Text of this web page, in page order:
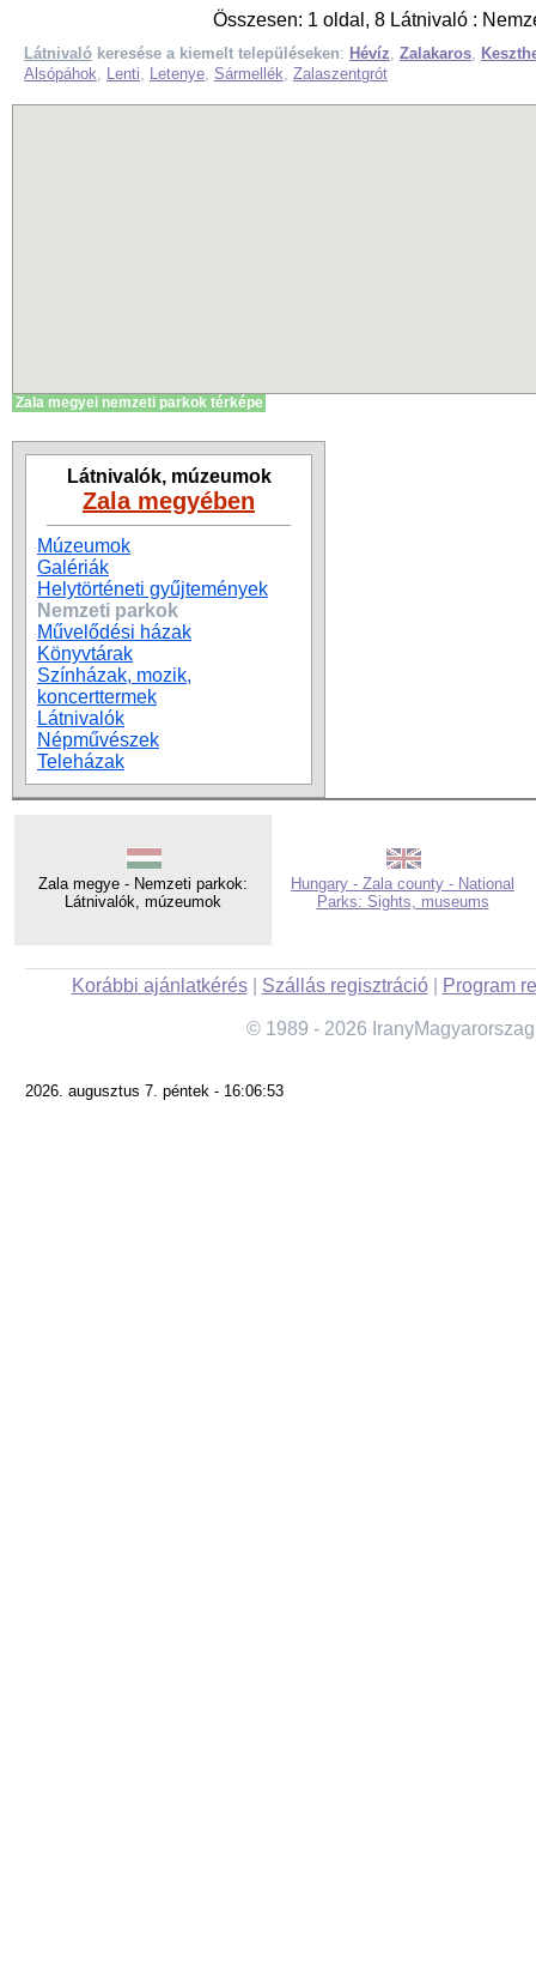
Összesen: 1 oldal, 8 Látnivaló :
Látnivaló keresése a kiemelt településeken: Hévíz, Zalakaros,
Alsópáhok, Lenti, Letenye, Sármellék, Zalaszentgrót
Zala megyei nemzeti parkok térképe
Látnivalók, múzeumok
Zala megyében
Múzeumok
Galériák
Helytörténeti gyűjtemények
Nemzeti parkok
Művelődési házak
Könyvtárak
Színházak, mozik,
koncerttermek
Látnivalók
Népművészek
Teleházak
Zala megye - Nemzeti parkok:
Látnivalók, múzeumok
Hungary - Zala county - National
Parks: Sights, museums
Korábbi ajánlatkérés| Szállás regisztráció| Program
© 1989 - 2026
2026. augusztus 7. péntek - 16:06:53